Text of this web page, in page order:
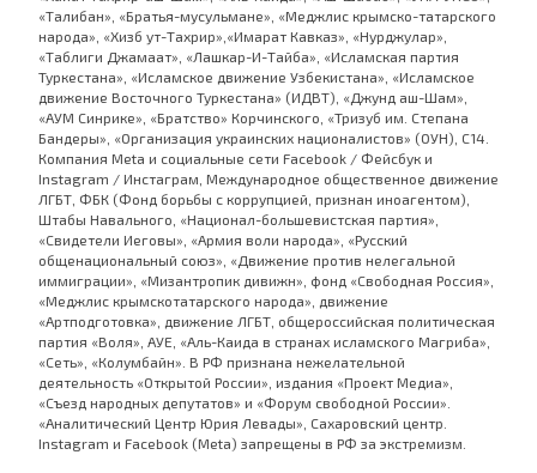
«Талибан», «Братья-мусульмане», «Меджлис крымско-татарского
народа», «Хизб ут-Тахрир»,«Имарат Кавказ», «Нурджулар»,
«Таблиги Джамаат», «Лашкар-И-Тайба», «Исламская партия
Туркестана», «Исламское движение Узбекистана», «Исламское
движение Восточного Туркестана» (ИДВТ), «Джунд аш-Шам»,
«АУМ Синрике», «Братство» Корчинского, «Тризуб им. Степана
Бандеры», «Организация украинских националистов» (ОУН), С14.
Компания Meta и социальные сети Facebook / Фейсбук и
Instagram / Инстаграм, Международное общественное движение
ЛГБТ, ФБК (Фонд борьбы с коррупцией, признан иноагентом),
Штабы Навального, «Национал-большевистская партия»,
«Свидетели Иеговы», «Армия воли народа», «Русский
общенациональный союз», «Движение против нелегальной
иммиграции», «Мизантропик дивижн», фонд «Свободная Россия»,
«Меджлис крымскотатарского народа», движение
«Артподготовка», движение ЛГБТ, общероссийская политическая
партия «Воля», АУЕ, «Аль-Каида в странах исламского Магриба»,
«Сеть», «Колумбайн». В РФ признана нежелательной
деятельность «Открытой России», издания «Проект Медиа»,
«Съезд народных депутатов» и «Форум свободной России».
«Аналитический Центр Юрия Левады», Сахаровский центр.
Instagram и Facebook (Metа) запрещены в РФ за экстремизм.